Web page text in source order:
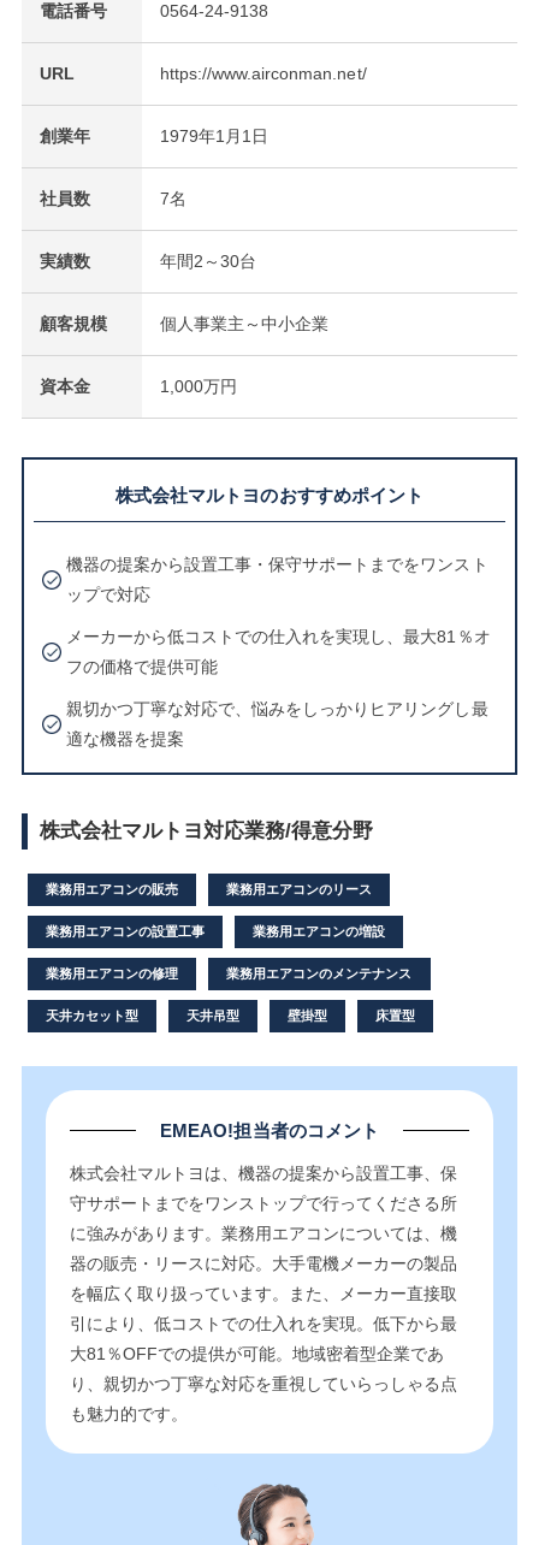
電話番号 0564-24-9138
URL https://www.airconman.net/
創業年 1979年1月1日
社員数 7名
実績数 年間2～30台
顧客規模 個人事業主～中小企業
資本金 1,000万円
株式会社マルトヨのおすすめポイント
機器の提案から設置工事・保守サポートまでをワンスト
ップで対応
メーカーから低コストでの仕入れを実現し、最大81％オ
フの価格で提供可能
親切かつ丁寧な対応で、悩みをしっかりヒアリングし最
適な機器を提案
株式会社マルトヨ対応業務/得意分野
業務用エアコンの販売 業務用エアコンのリース
業務用エアコンの設置工事 業務用エアコンの増設
業務用エアコンの修理 業務用エアコンのメンテナンス
天井カセット型 天井吊型 壁掛型 床置型
EMEAO!担当者のコメント
株式会社マルトヨは、機器の提案から設置工事、保
守サポートまでをワンストップで行ってくださる所
に強みがあります。業務用エアコンについては、機
器の販売・リースに対応。大手電機メーカーの製品
を幅広く取り扱っています。また、メーカー直接取
引により、低コストでの仕入れを実現。低下から最
大81％OFFでの提供が可能。地域密着型企業であ
り、親切かつ丁寧な対応を重視していらっしゃる点
も魅力的です。